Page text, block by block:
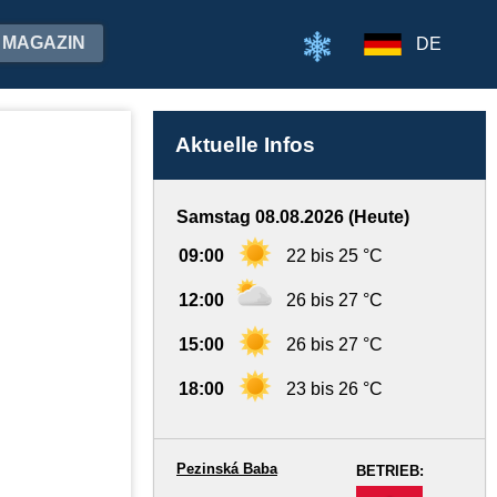
MAGAZIN DE
Aktuelle Infos
Samstag 08.08.2026 (Heute)
09:00 22 bis 25 °C
12:00 26 bis 27 °C
15:00 26 bis 27 °C
18:00 23 bis 26 °C
BETRIEB:
Pezinská Baba